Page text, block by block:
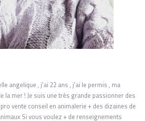
angelique , j'ai 22 ans , j'ai le permis , ma
la mer ! Je suis une très grande passionner des
vente conseil en animalerie + des dizaines de
Si vous voulez + de renseignements